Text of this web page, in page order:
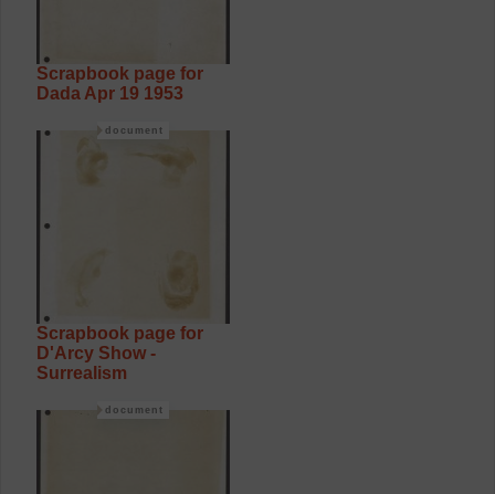
Scrapbook page for
Dada Apr 19 1953
Scrapbook page for
D'Arcy Show -
Surrealism
document
document